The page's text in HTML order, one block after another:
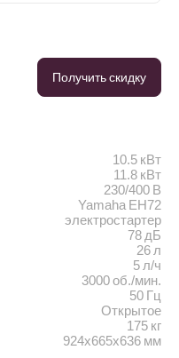
Получить скидку
10.5 кВт
11.8 кВт
230/400 В
Yamaha EH72
электростартер
78 дБ
26 л
5 л/ч
3000 об./мин.
50 Гц
Открытое
175 кг
924x665x636 мм